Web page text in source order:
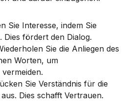
Sie Interesse, indem Sie
Dies fördert den Dialog.
Sie die Anliegen des
Worten, um
Sie Verständnis für die
Dies schafft Vertrauen.